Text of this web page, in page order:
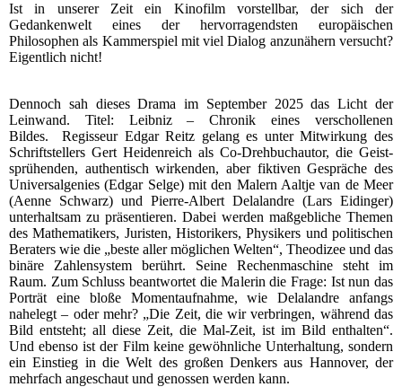
Ist in unserer Zeit ein Kinofilm vorstellbar, der sich der
Gedankenwelt eines der hervorragendsten europäischen
Philosophen als Kammerspiel mit viel Dialog anzunähern versucht?
Eigentlich nicht!
Dennoch sah dieses Drama im September 2025 das Licht der
Leinwand. Titel: Leibniz – Chronik eines verschollenen
Bildes. Regisseur Edgar Reitz gelang es unter Mitwirkung des
Schriftstellers Gert Heidenreich als Co-Drehbuchautor, die Geist-
sprühenden, authentisch wirkenden, aber fiktiven Gespräche des
Universalgenies (Edgar Selge) mit den Malern Aaltje van de Meer
(Aenne Schwarz) und Pierre-Albert Delalandre (Lars Eidinger)
unterhaltsam zu präsentieren. Dabei werden maßgebliche Themen
des Mathematikers, Juristen, Historikers, Physikers und politischen
Beraters wie die „beste aller möglichen Welten“, Theodizee und das
binäre Zahlensystem berührt. Seine Rechenmaschine steht im
Raum. Zum Schluss beantwortet die Malerin die Frage: Ist nun das
Porträt eine bloße Momentaufnahme, wie Delalandre anfangs
nahelegt – oder mehr? „Die Zeit, die wir verbringen, während das
Bild entsteht; all diese Zeit, die Mal-Zeit, ist im Bild enthalten“.
Und ebenso ist der Film keine gewöhnliche Unterhaltung, sondern
ein Einstieg in die Welt des großen Denkers aus Hannover, der
mehrfach angeschaut und genossen werden kann.